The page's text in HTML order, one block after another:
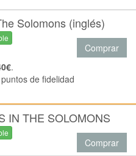
Solomons (inglés)
Comprar
.
de fidelidad
IN THE SOLOMONS
Comprar